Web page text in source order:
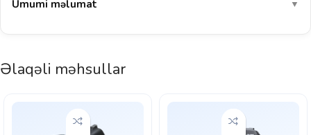
Ümumi məlumat ▼
Əlaqəli məhsullar